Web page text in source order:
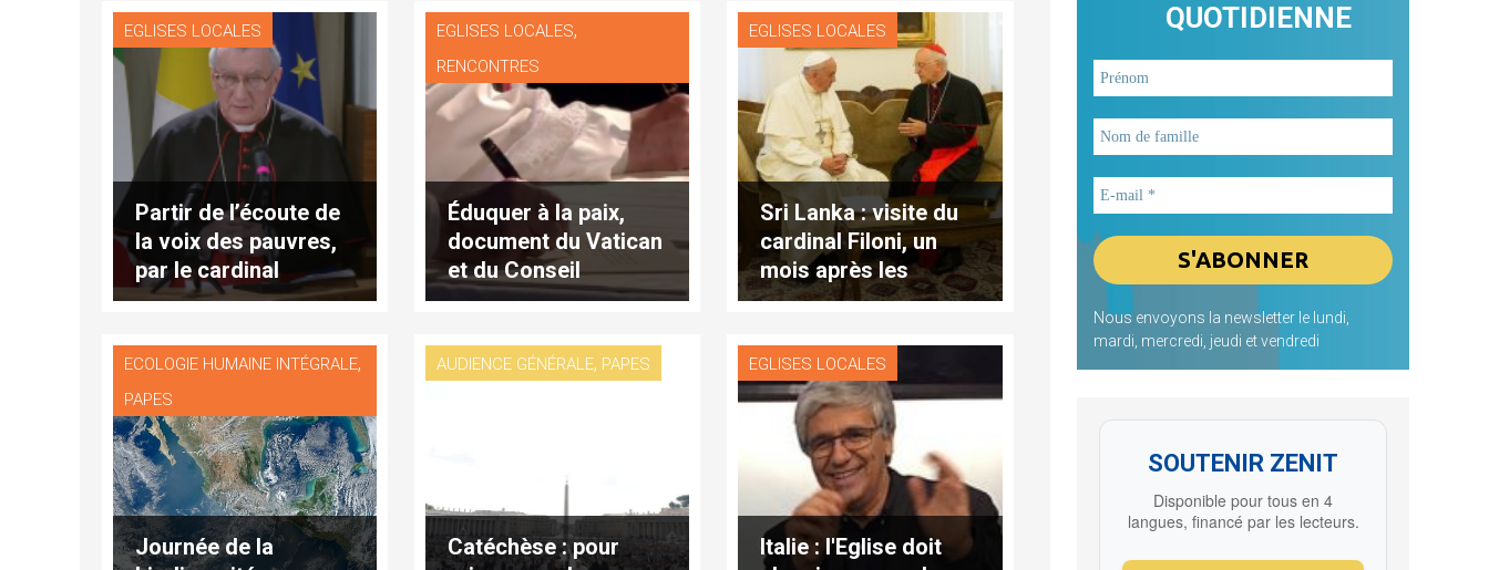
EGLISES LOCALES
Partir de l’écoute de
la voix des pauvres,
par le cardinal
Parolin (3)
EGLISES LOCALES,
RENCONTRES
Éduquer à la paix,
document du Vatican
et du Conseil
œcuménique des
EGLISES LOCALES
Sri Lanka : visite du
cardinal Filoni, un
mois après les
attentats terroristes
ECOLOGIE HUMAINE INTÉGRALE,
PAPES
Journée de la
AUDIENCE GÉNÉRALE, PAPES
Catéchèse : pour
EGLISES LOCALES
Italie : l'Eglise doit
QUOTIDIENNE
Nous envoyons la newsletter le lundi,
mardi, mercredi, jeudi et vendredi
SOUTENIR ZENIT
Disponible pour tous en 4
langues, financé par les lecteurs.